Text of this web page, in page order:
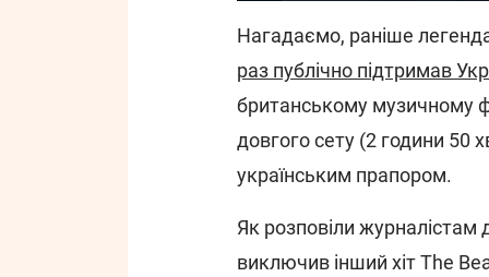
Нагадаємо, раніше
раз публічно підтримав
британському музичному
довгого сету (2 години 50
українським прапором.
Як розповіли
виключив інший хіт The